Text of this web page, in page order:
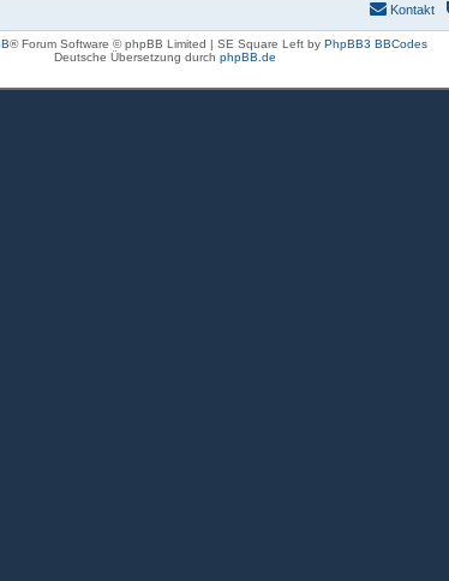
Kontakt
® Forum Software © phpBB Limited | SE Square Left by PhpBB3 BBCodes
Deutsche Übersetzung durch phpBB.de